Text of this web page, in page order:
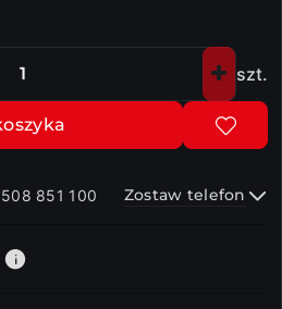
Ilość szt.
851 100 Zostaw telefon